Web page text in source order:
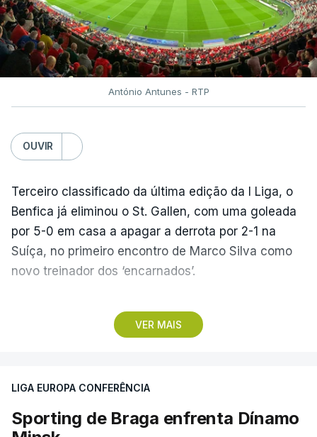
António Antunes - RTP
OUVIR
VER MAIS
Terceiro classificado da última edição da I Liga, o
Benfica já eliminou o St. Gallen, com uma goleada
por 5-0 em casa a apagar a derrota por 2-1 na
Suíça, no primeiro encontro de Marco Silva como
novo treinador dos ‘encarnados’.
Pela frente, as ‘águias’ vão ter agora o vice-
campeão escocês, que tem o português Cláudio
de serem eliminados pelos austríacos do Sturm
Graz, com um agregado de 6-0.
LIGA EUROPA CONFERÊNCIA
Sporting de Braga enfrenta Dínamo